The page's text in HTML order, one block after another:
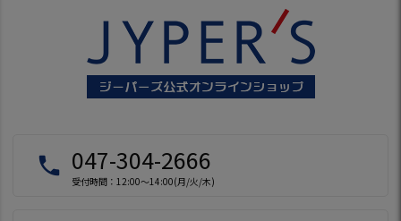
local_phone 047-304-2666
受付時間：12:00～14:00(月/火/木)